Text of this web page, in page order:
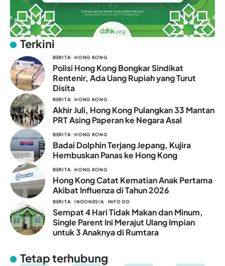
Terkini
BERITA HONG KONG
Polisi Hong Kong Bongkar Sindikat
Rentenir, Ada Uang Rupiah yang Turut
Disita
BERITA HONG KONG
Akhir Juli, Hong Kong Pulangkan 33 Mantan
PRT Asing Paperan ke Negara Asal
BERITA HONG KONG
Badai Dolphin Terjang Jepang, Kujira
Hembuskan Panas ke Hong Kong
BERITA HONG KONG
Hong Kong Catat Kematian Anak Pertama
Akibat Influenza di Tahun 2026
BERITA INDONESIA INFO DD
Sempat 4 Hari Tidak Makan dan Minum,
Single Parent Ini Merajut Ulang Impian
untuk 3 Anaknya di Rumtara
Tetap terhubung